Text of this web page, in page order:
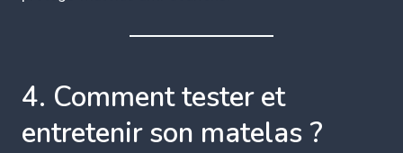
4. Comment tester et
entretenir son matelas ?